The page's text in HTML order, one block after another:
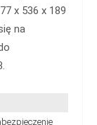
x 536 x 189
na